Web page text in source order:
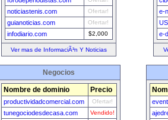
noticiastenis.com Ofertar!
guianoticias.com Ofertar!
infodiario.com $2,000
Ver mas de InformaciÃ³n Y Noticias
e-
e-
Negocios
Nombre de dominio Precio
productividadcomercial.com Ofertar!
tunegociodesdecasa.com Vendido!